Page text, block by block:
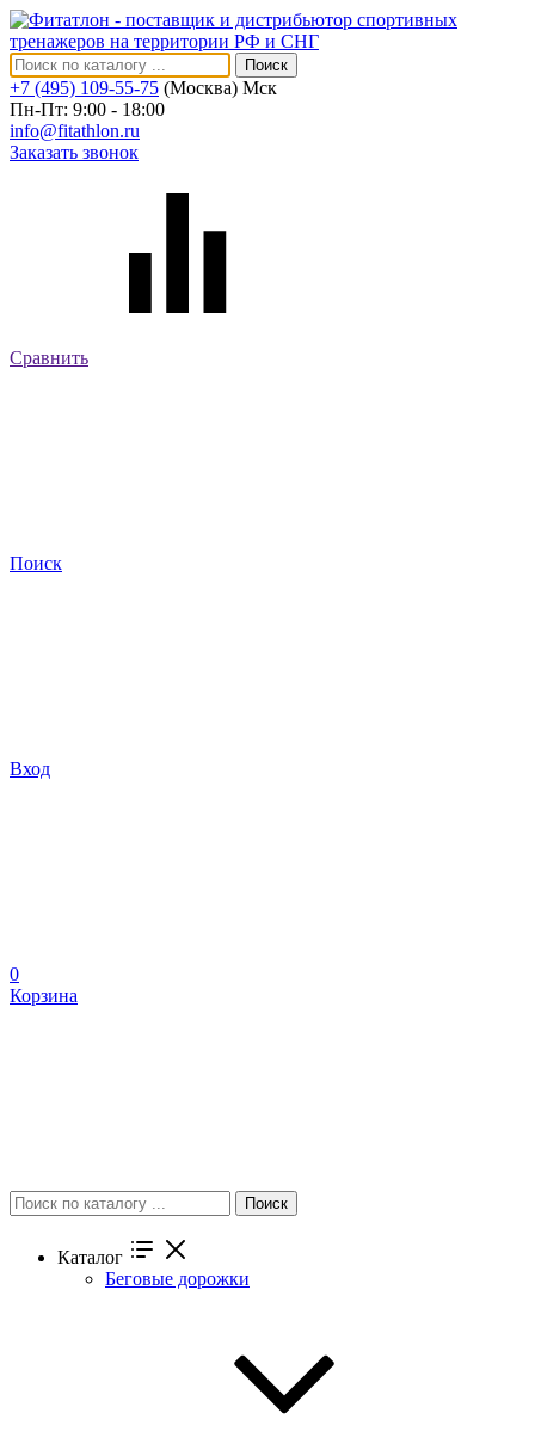
Поиск
+7 (495) 109-55-75 (Москва) Мск
Пн-Пт: 9:00 - 18:00
info@fitathlon.ru
Заказать звонок
Сравнить
Поиск
Вход
0
Корзина
Поиск
Каталог
Беговые дорожки